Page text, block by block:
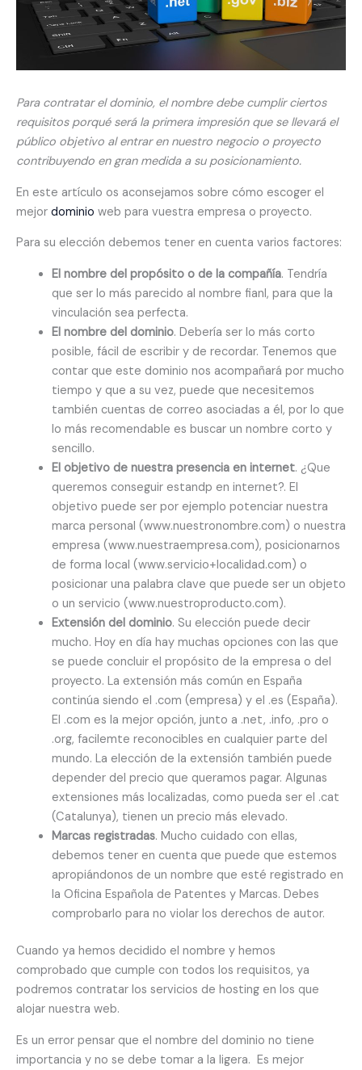
Para contratar el dominio, el nombre debe cumplir ciertos
requisitos porqué será la primera impresión que se llevará el
público objetivo al entrar en nuestro negocio o proyecto
contribuyendo en gran medida a su posicionamiento.
En este artículo os aconsejamos sobre cómo escoger el
mejor dominio web para vuestra empresa o proyecto.
Para su elección debemos tener en cuenta varios factores:
El nombre del propósito o de la compañía. Tendría
que ser lo más parecido al nombre fianl, para que la
vinculación sea perfecta.
El nombre del dominio. Debería ser lo más corto
posible, fácil de escribir y de recordar. Tenemos que
contar que este dominio nos acompañará por mucho
tiempo y que a su vez, puede que necesitemos
también cuentas de correo asociadas a él, por lo que
lo más recomendable es buscar un nombre corto y
sencillo.
El objetivo de nuestra presencia en internet. ¿Que
queremos conseguir estandp en internet?. El
objetivo puede ser por ejemplo potenciar nuestra
marca personal (www.nuestronombre.com) o nuestra
empresa (www.nuestraempresa.com), posicionarnos
de forma local (www.servicio+localidad.com) o
posicionar una palabra clave que puede ser un objeto
o un servicio (www.nuestroproducto.com).
Extensión del dominio. Su elección puede decir
mucho. Hoy en día hay muchas opciones con las que
se puede concluir el propósito de la empresa o del
proyecto. La extensión más común en España
continúa siendo el .com (empresa) y el .es (España).
El .com es la mejor opción, junto a .net, .info, .pro o
.org, facilemte reconocibles en cualquier parte del
mundo. La elección de la extensión también puede
depender del precio que queramos pagar. Algunas
extensiones más localizadas, como pueda ser el .cat
(Catalunya), tienen un precio más elevado.
Marcas registradas. Mucho cuidado con ellas,
debemos tener en cuenta que puede que estemos
apropiándonos de un nombre que esté registrado en
la Oficina Española de Patentes y Marcas. Debes
comprobarlo para no violar los derechos de autor.
Cuando ya hemos decidido el nombre y hemos
comprobado que cumple con todos los requisitos, ya
podremos contratar los servicios de hosting en los que
alojar nuestra web.
Es un error pensar que el nombre del dominio no tiene
importancia y no se debe tomar a la ligera. Es mejor